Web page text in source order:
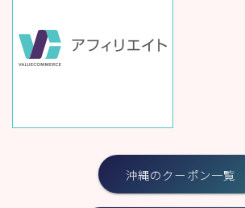
沖縄のクーポン一覧